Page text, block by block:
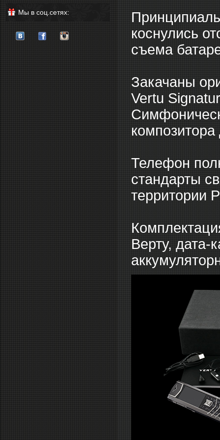
Мы в соц.сетях:
коснулись
съема
Закачаны
Vertu
Телефон
стандарты
территории
Верту, дата-